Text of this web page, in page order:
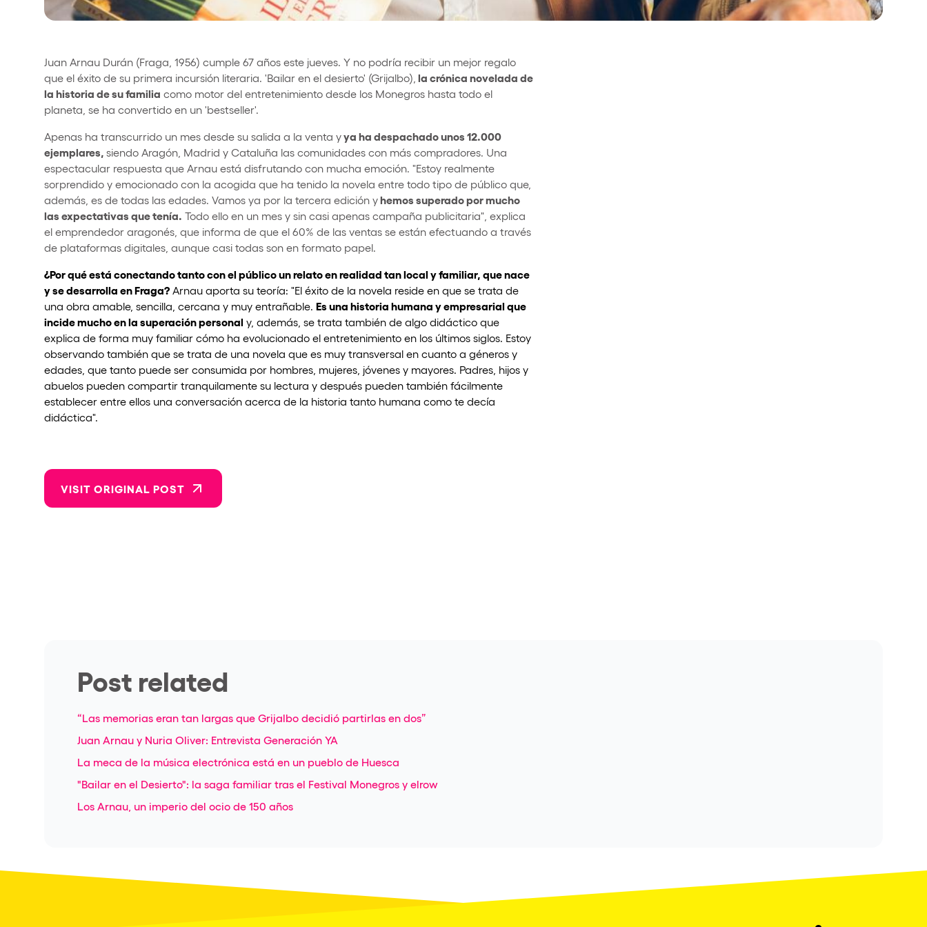
Juan Arnau Durán (Fraga, 1956) cumple 67 años este jueves. Y no podría recibir un mejor regalo
que el éxito de su primera incursión literaria. 'Bailar en el desierto' (Grijalbo), la crónica novelada de
la historia de su familia como motor del entretenimiento desde los Monegros hasta todo el
planeta, se ha convertido en un 'bestseller'.
Apenas ha transcurrido un mes desde su salida a la venta yya ha despachado unos 12.000
ejemplares, siendo Aragón, Madrid y Cataluña las comunidades con más compradores. Una
espectacular respuesta que Arnau está disfrutando con mucha emoción. "Estoy realmente
sorprendido y emocionado con la acogida que ha tenido la novela entre todo tipo de público que,
además, es de todas las edades. Vamos ya por la tercera edición yhemos superado por mucho
las expectativas que tenía. Todo ello en un mes y sin casi apenas campaña publicitaria", explica
el emprendedor aragonés, que informa de que el 60% de las ventas se están efectuando a través
de plataformas digitales, aunque casi todas son en formato papel.
¿Por qué está conectando tanto con el público un relato en realidad tan local y familiar, que nace
y se desarrolla en Fraga? Arnau aporta su teoría: "El éxito de la novela reside en que se trata de
una obra amable, sencilla, cercana y muy entrañable. Es una historia humana y empresarial que
incide mucho en la superación personal y, además, se trata también de algo didáctico que
explica de forma muy familiar cómo ha evolucionado el entretenimiento en los últimos siglos. Estoy
observando también que se trata de una novela que es muy transversal en cuanto a géneros y
edades, que tanto puede ser consumida por hombres, mujeres, jóvenes y mayores. Padres, hijos y
abuelos pueden compartir tranquilamente su lectura y después pueden también fácilmente
establecer entre ellos una conversación acerca de la historia tanto humana como te decía
didáctica".
VISIT ORIGINAL POST
Post related
“Las memorias eran tan largas que Grijalbo decidió partirlas en dos”
Juan Arnau y Nuria Oliver: Entrevista Generación YA
La meca de la música electrónica está en un pueblo de Huesca
"Bailar en el Desierto": la saga familiar tras el Festival Monegros y elrow
Los Arnau, un imperio del ocio de 150 años